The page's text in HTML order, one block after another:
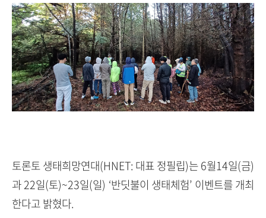
토론토 생태희망연대(HNET: 대표 정필립)는 6월14일(금)
과 22일(토)~23일(일) ‘반딧불이 생태체험’ 이벤트를 개최
한다고 밝혔다.